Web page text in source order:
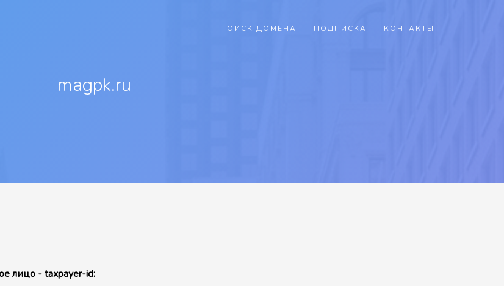
ПОИСК ДОМЕНА ПОДПИСКА КОНТАКТЫ
magpk.ru
лицо - taxpayer-id: